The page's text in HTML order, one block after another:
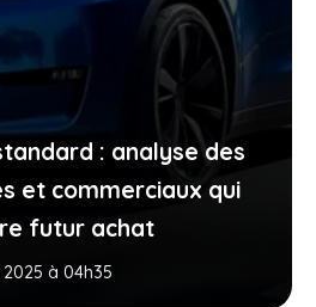
: analyse des
et commerciaux qui
futur achat
à 04h35